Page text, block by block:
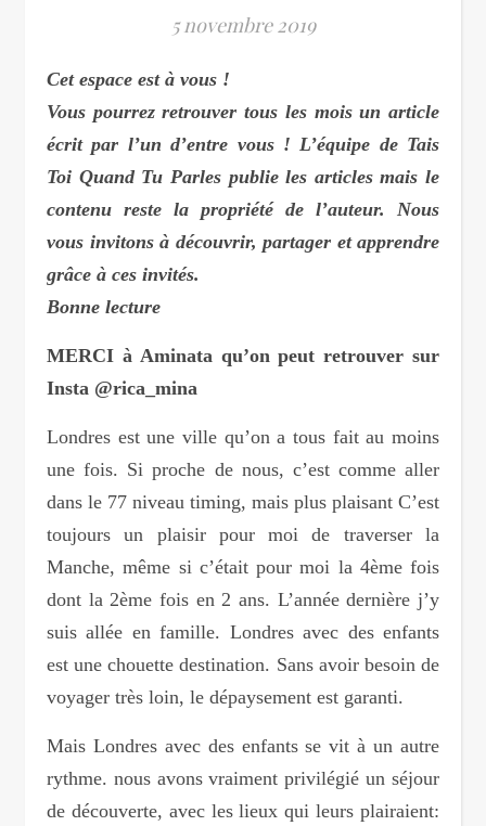
5 novembre 2019
Cet espace est à vous !
Vous pourrez retrouver tous les mois un article
écrit par l’un d’entre vous ! L’équipe de Tais
Toi Quand Tu Parles publie les articles mais le
contenu reste la propriété de l’auteur. Nous
vous invitons à découvrir, partager et apprendre
grâce à ces invités.
Bonne lecture
MERCI à Aminata qu’on peut retrouver sur
Insta @rica_mina
Londres est une ville qu’on a tous fait au moins
une fois. Si proche de nous, c’est comme aller
dans le 77 niveau timing, mais plus plaisant C’est
toujours un plaisir pour moi de traverser la
Manche, même si c’était pour moi la 4ème fois
dont la 2ème fois en 2 ans. L’année dernière j’y
suis allée en famille. Londres avec des enfants
est une chouette destination. Sans avoir besoin de
voyager très loin, le dépaysement est garanti.
Mais Londres avec des enfants se vit à un autre
rythme. nous avons vraiment privilégié un séjour
de découverte, avec les lieux qui leurs plairaient: